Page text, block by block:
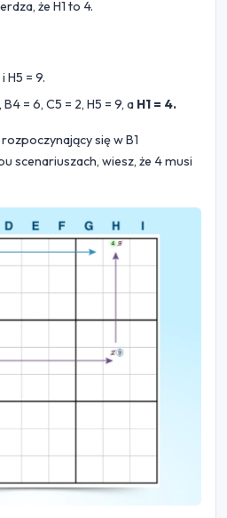
że H1 to 4.
i H5 = 9.
= 6, C5 = 2, H5 = 9, a H1 = 4.
się w B1
scenariuszach, wiesz, że 4 musi